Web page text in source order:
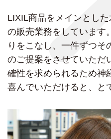
LIXIL商品をメインとし
の販売業務をしています
りをこなし、一件ずつそ
のご提案をさせていただ
確性を求められるため神
喜んでいただけると、と